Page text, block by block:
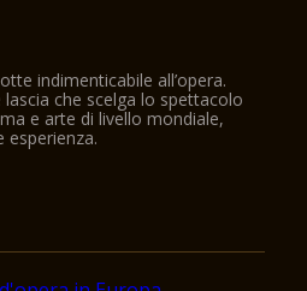
indimenticabile all’opera.
che scelga lo spettacolo
e arte di livello mondiale,
esperienza.